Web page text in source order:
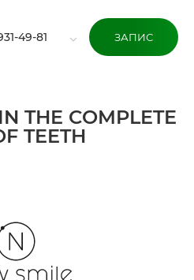
49-81 ЗАПИС
THE COMPLETE
TEETH